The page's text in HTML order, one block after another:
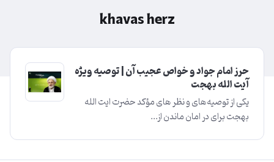
khavas herz
حرز امام جواد و خواص عجیب آن | توصیه ویژه
آیت الله بهجت
یکی از توصیه‌های و نظر های مؤکد حضرت ایت الله
بهجت برای در امان ماندن از...